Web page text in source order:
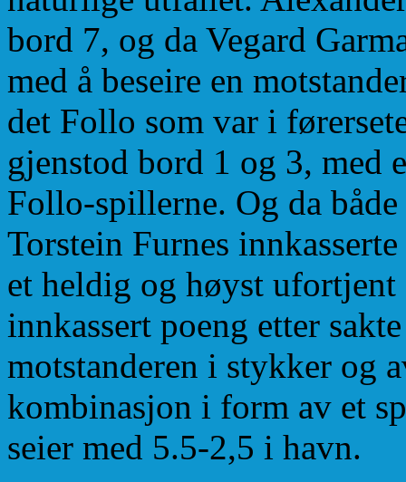
bord 7, og da Vegard
med å beseire en
det Follo som var i
gjenstod bord 1 og 3, med
Follo-spillerne. Og da
Torstein Furnes
et heldig og høyst ufortjent
innkassert poeng etter
motstanderen i stykker og
kombinasjon i form av et
seier med 5.5-2,5 i havn.